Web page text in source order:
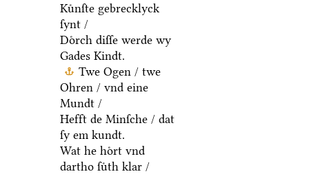
Kuͤnſte gebrecklyck
ſynt /
Doͤrch diſſe werde wy
Gades Kindt.
Twe Ogen / twe
Ohren / vnd eine
Mundt /
Hefft de Minſche / dat
ſy em kundt.
Wat he hoͤrt vnd
dartho ſuͤth klar /